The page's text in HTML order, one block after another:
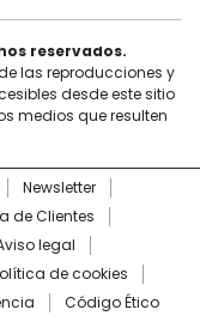
reservados.
las reproducciones y
desde este sitio
medios que resulten
Newsletter
de Clientes
legal
de cookies
Código Ético